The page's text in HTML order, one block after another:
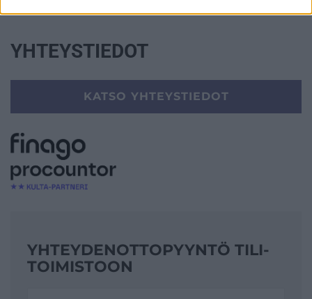
YHTEYSTIEDOT
KATSO YHTEYSTIEDOT
YHTEYDENOTTO­PYYNTÖ TILI­
TOIMISTOON